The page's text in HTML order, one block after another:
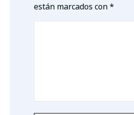
están marcados con*